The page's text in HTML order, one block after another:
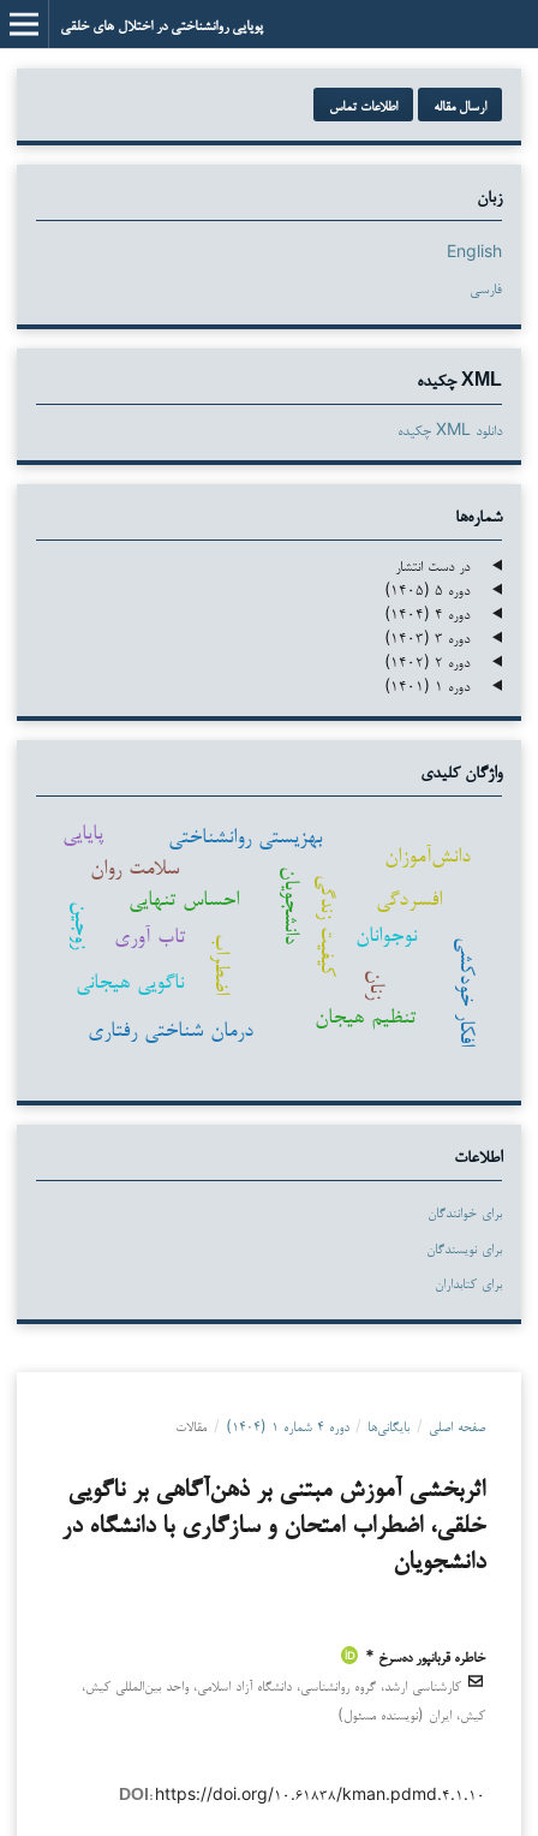
پویایی روانشناختی در اختلال های خلقی
ارسال مقاله اطلاعات تماس
زبان
English
فارسی
XML چکیده
دانلود XML چکیده
شماره‌ها
در دست انتشار
دوره ۵ (۱۴۰۵)
دوره ۴ (۱۴۰۴)
دوره ۳ (۱۴۰۳)
دوره ۲ (۱۴۰۲)
دوره ۱ (۱۴۰۱)
واژگان کلیدی
اضطراب
دانشجویانکیفیت زندگی نوجوانان
افسردگی
بهزیستی روانشناختی
دانش‌آموزان
زنان
تنظیم هیجان
درمان شناختی رفتاری
ناگویی هیجانی
احساس تنهایی
زوجین
افکار خودکشی
تاب آوری
سلامت روان
پایایی
اطلاعات
برای خوانندگان
برای نویسندگان
برای کتابداران
صفحه اصلی / بایگانی‌ها / دوره ۴ شماره ۱ (۱۴۰۴) / مقالات
اثربخشی آموزش مبتنی بر ذهن‌آگاهی بر ناگویی
خلقی، اضطراب امتحان و سازگاری با دانشگاه در
دانشجویان
خاطره قربانپور ده‌سرخ *
کارشناسی ارشد، گروه روانشناسی، دانشگاه آزاد اسلامی، واحد بین‌المللی کیش،
کیش، ایران (نویسنده مسئول)
DOI: https://doi.org/۱۰.۶۱۸۳۸/kman.pdmd.۴.۱.۱۰